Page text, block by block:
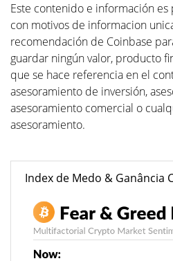
Este contenido e información
con motivos de informacion
recomendación de Coinbase
guardar ningún valor, producto
que se hace referencia en el
asesoramiento de inversión,
asesoramiento comercial o
asesoramiento.
Index de Medo & Ganância